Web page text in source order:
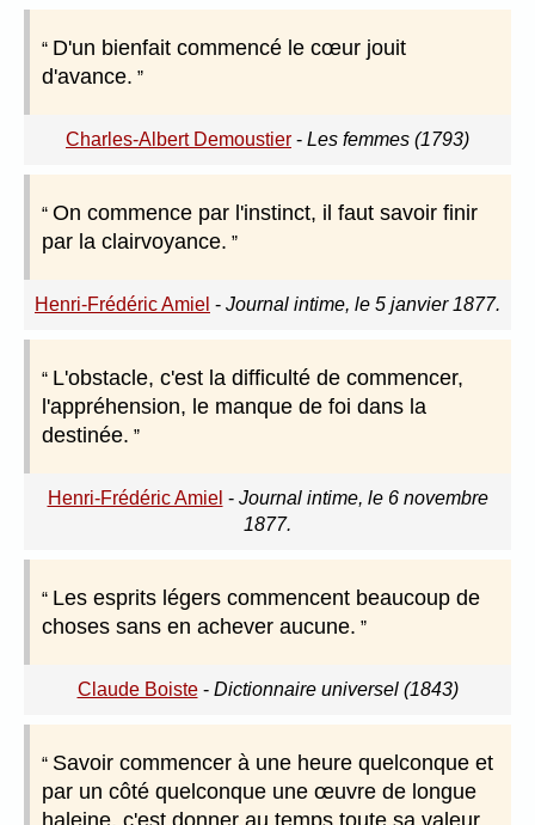
D'un bienfait commencé le cœur jouit
d'avance.
Charles-Albert Demoustier - Les femmes (1793)
On commence par l'instinct, il faut savoir finir
par la clairvoyance.
Henri-Frédéric Amiel - Journal intime, le 5 janvier 1877.
L'obstacle, c'est la difficulté de commencer,
l'appréhension, le manque de foi dans la
destinée.
Henri-Frédéric Amiel - Journal intime, le 6 novembre
1877.
Les esprits légers commencent beaucoup de
choses sans en achever aucune.
Claude Boiste- Dictionnaire universel (1843)
Savoir commencer à une heure quelconque et
par un côté quelconque une œuvre de longue